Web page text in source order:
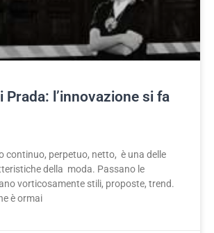
Prada: l’innovazione si fa
continuo, perpetuo, netto, è una delle
della moda. Passano le
vorticosamente stili, proposte, trend.
è ormai